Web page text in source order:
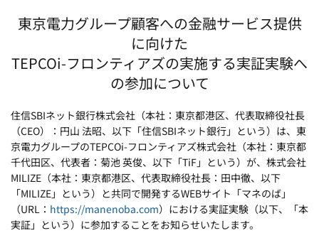
東京電力グループ顧客への金融サービス提供
に向けた
TEPCOi-フロンティアズの実施する実証実験へ
の参加について
住信SBIネット銀行株式会社（本社：東京都港区、代表取締役社長
（CEO）：円山 法昭、以下「住信SBIネット銀行」という）は、東
京電力グループのTEPCOi-フロンティアズ株式会社（本社：東京都
千代田区、代表者：菊池 英俊、以下「TiF」という）が、株式会社
MILIZE（本社：東京都港区、代表取締役社長：田中徹、以下
「MILIZE」という）と共同で開発するWEBサイト「マネのば」
（URL： https://manenoba.com）における実証実験（以下、「本
実証」という）に参加することをお知らせいたします。